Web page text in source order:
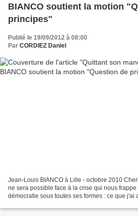
BIANCO soutient la motion
principes"
Publié le 19/09/2012 à 08:00
Par CORDIEZ Daniel
Jean-Louis BIANCO à Lille - octobre 2010
ne sera possible face à la crise qui nous
démocratie sous toutes ses formes : ce que